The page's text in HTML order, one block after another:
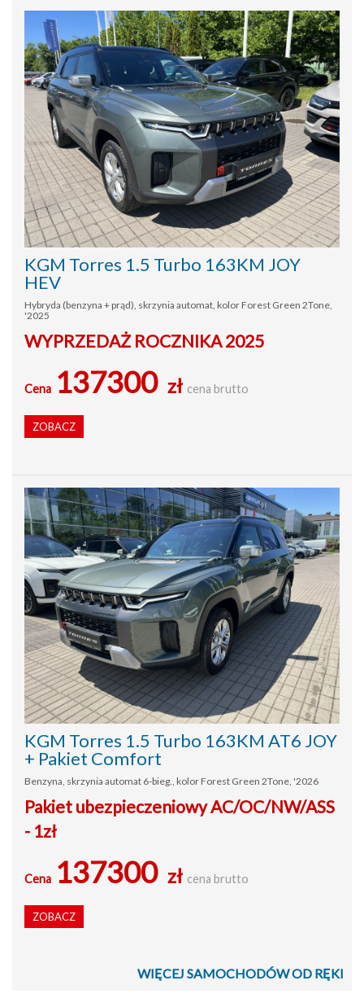
KGM Torres 1.5 Turbo 163KM JOY
HEV
Hybryda (benzyna + prąd), skrzynia automat, kolor Forest Green 2Tone,
'2025
WYPRZEDAŻ ROCZNIKA 2025
Cena 137300 zł cena brutto
ZOBACZ
KGM Torres 1.5 Turbo 163KM AT6 JOY
+ Pakiet Comfort
Benzyna, skrzynia automat 6-bieg., kolor Forest Green 2Tone, '2026
Pakiet ubezpieczeniowy AC/OC/NW/ASS
- 1zł
Cena 137300 zł cena brutto
ZOBACZ
WIĘCEJ SAMOCHODÓW OD RĘKI